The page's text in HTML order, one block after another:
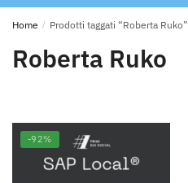
Home / Prodotti taggati “Roberta Ruko”
Roberta Ruko
-92%